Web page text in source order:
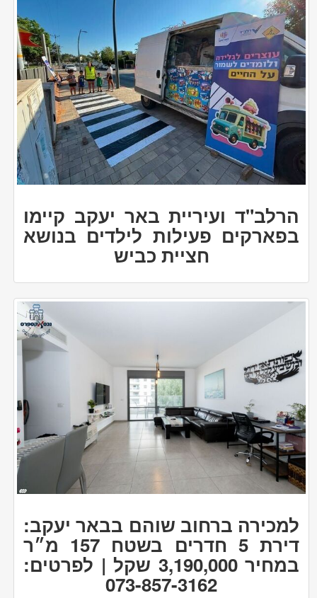
הרלב"ד ועיריית באר יעקב קיימו
בפארקים פעילות לילדים בנושא
חציית כביש
למכירה ברחוב שוהם בבאר יעקב:
דירת 5 חדרים בשטח 157 מ״ר
במחיר 3,190,000 שקל | לפרטים:
073-857-3162